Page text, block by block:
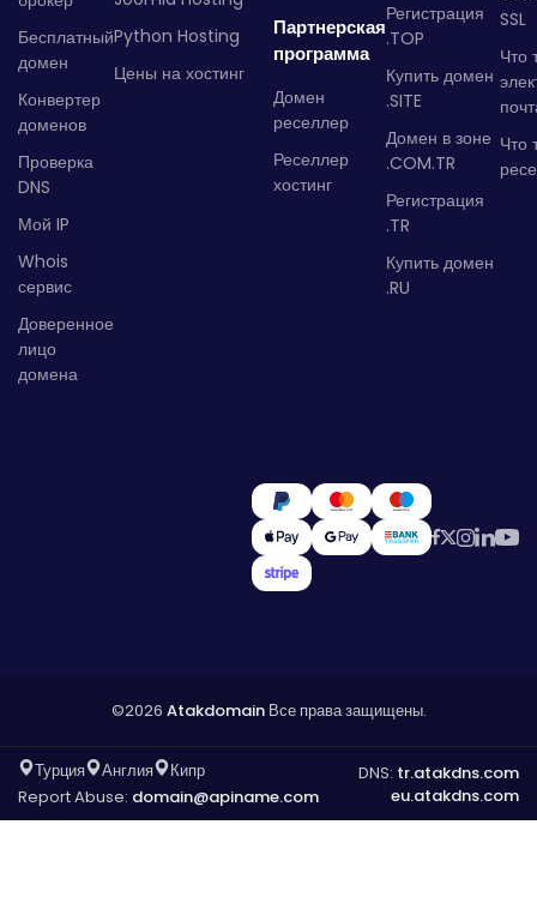
Бесплатный
домен
Конвертер
доменов
Проверка
DNS
Мой IP
Whois
сервис
Доверенное
лицо
домена
Python Hosting
Цены на хостинг
Партнерская
программа
Домен
реселлер
Реселлер
хостинг
Регистрация
.TOP
Купить домен
.SITE
Домен в зоне
.COM.TR
Регистрация
.TR
Купить домен
.RU
SSL
Что
Что
©2026 AtakdomainВсе права защищены.
Турция Англия
Кипр
Report Abuse: domain@apiname.com
DNS: tr.atakdns.com
eu.atakdns.com